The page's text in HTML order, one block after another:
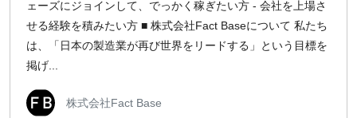
ェーズにジョインして、でっかく稼ぎたい方 - 会社を上場さ
せる経験を積みたい方 ■ 株式会社Fact Baseについて 私たち
は、「日本の製造業が再び世界をリードする」という目標を
掲げ...
株式会社Fact Base